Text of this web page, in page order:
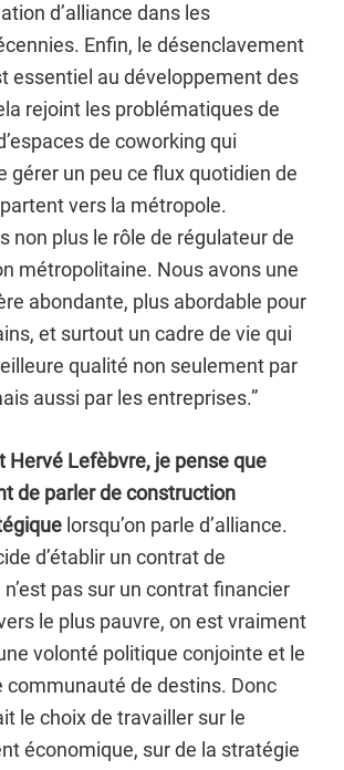
d’alliance dans les
Enfin, le désenclavement
essentiel au développement des
rejoint les problématiques de
de coworking qui
gérer un peu ce flux quotidien de
vers la métropole.
non plus le rôle de régulateur de
métropolitaine. Nous avons une
abondante, plus abordable pour
et surtout un cadre de vie qui
qualité non seulement par
aussi par les entreprises.”
Hervé Lefèbvre, je pense que
de parler de construction
lorsqu’on parle d’alliance.
d’établir un contrat de
pas sur un contrat financier
le plus pauvre, on est vraiment
volonté politique conjointe et le
communauté de destins. Donc
le choix de travailler sur le
économique, sur de la stratégie